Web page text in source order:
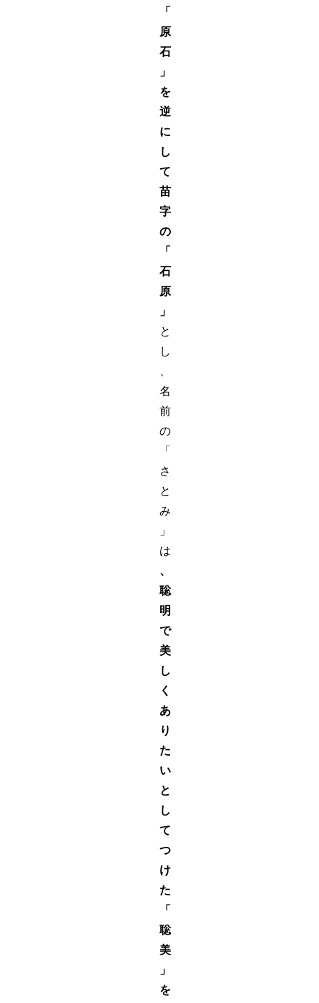
「
原
石
」
を
逆
に
し
て
苗
字
の
「
石
原
」
と
し
名
前
の
「
さ
と
み
」
は
、
聡
明
で
美
し
く
あ
り
た
い
と
し
て
つ
け
た
「
聡
美
」
を